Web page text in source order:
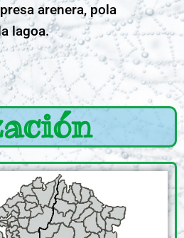
arenera, pola
lagoa.